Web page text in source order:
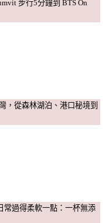
步行5分鐘到 BTS On
，從森林湖泊、港口秘境到
常過得柔軟一點：一杯無添